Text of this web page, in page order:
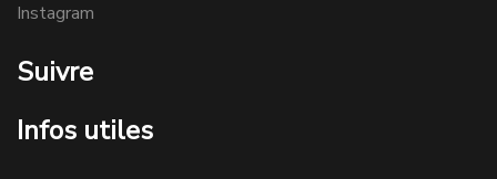
Instagram
Suivre
Infos utiles